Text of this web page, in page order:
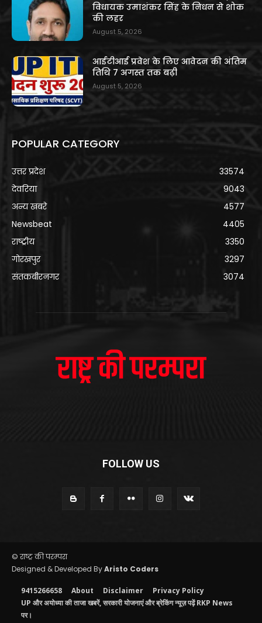
विधायक उमाशंकर सिंह के निधन से शोक
की लहर
August 5, 2026
आईटीआई प्रवेश के लिए आवेदन की अंतिम
तिथि 7 अगस्त तक बढ़ी
August 5, 2026
POPULAR CATEGORY
उत्तर प्रदेश
33574
देवरिया
9043
अन्य खबरे
4577
Newsbeat
4405
राष्ट्रीय
3350
गोरखपुर
3297
संतकबीरनगर
3074
FOLLOW US
© राष्ट्र की परम्परा
Designed & Developed ByAristo Coders
9415266658 About Disclaimer
Privacy Policy
UP और अयोध्या की ताजा खबरें, सरकारी योजनाएं और ब्रेकिंग न्यूज़ पढ़ें RKP News
पर।